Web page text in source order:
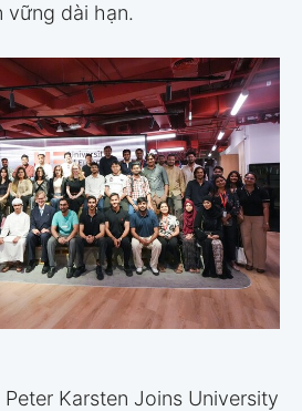
vững dài hạn.
Peter Karsten Joins University